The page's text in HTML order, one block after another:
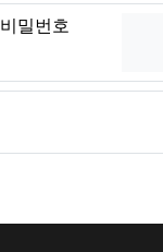
비밀번호